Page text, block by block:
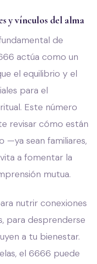
y vínculos del alma
de
actúa como un
el equilibrio y el
para el
Este número
revisar cómo están
—ya sean familiares,
a fomentar la
mutua.
nutrir conexiones
para desprenderse
a tu bienestar.
el 6666 puede